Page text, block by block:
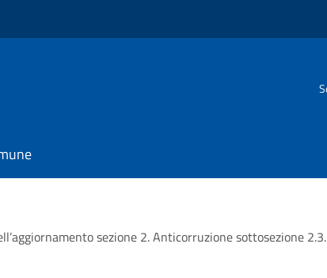
sezione 2. Anticorruzione sottosezione